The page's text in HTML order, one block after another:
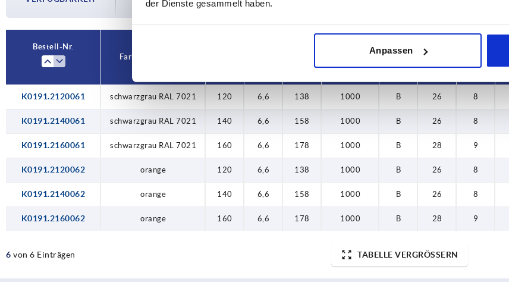
der Dienste gesammelt haben.
Anpassen
Bestell-Nr.
Farbe Grundkörper
K0191.2120061 schwarzgrau RAL 7021 120 6,6 138 1000 B 26 8
K0191.2140061 schwarzgrau RAL 7021 140 6,6 158 1000 B 26 8
K0191.2160061 schwarzgrau RAL 7021 160 6,6 178 1000 B 28 9
K0191.2120062 orange 120 6,6 138 1000 B 26 8
K0191.2140062 orange 140 6,6 158 1000 B 26 8
K0191.2160062 orange 160 6,6 178 1000 B 28 9
6 von 6 Einträgen TABELLE VERGRÖSSERN